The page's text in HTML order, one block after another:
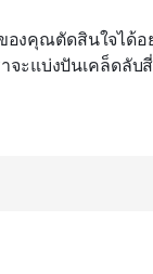
งคุณตัดสินใจได้อ
ะแบ่งปันเคล็ดลับ